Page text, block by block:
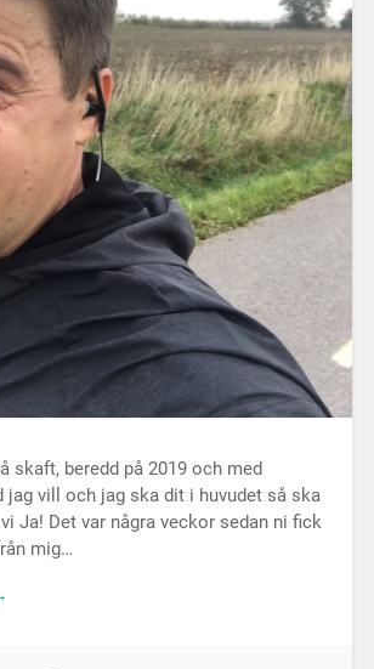
skaft, beredd på 2019 och med
jag vill och jag ska dit i huvudet så ska
Ja! Det var några veckor sedan ni fick
mig…